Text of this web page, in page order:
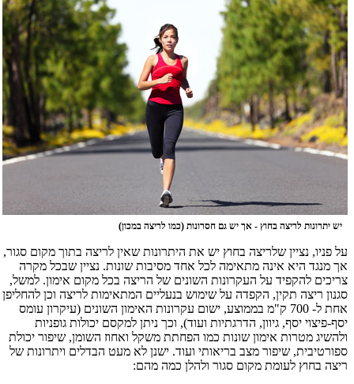
יש יתרונות לריצה בחוץ - אך יש גם חסרונות (כמו לריצה במכון)
על פניו, נציין שלריצה בחוץ יש את היתרונות שאין לריצה בתוך מקום סגור,
אך מנגד היא אינה מתאימה לכל אחד מסיבות שונות. נציין שבכל מקרה
צריכים להקפיד על העקרונות השונים של הריצה בכל מקום אימון. למשל,
סגנון ריצה תקין, הקפדה על שימוש בנעליים המתאימות לריצה וכן להחליפן
אחת ל- 700 ק"מ בממוצע, ישום עקרונות האימון השונים (עיקרון עומס
יסף-פיצוי יסף, גיוון, הדרגתיות ועוד), וכך ניתן למקסם יכולות גופניות
ולהשיג מטרות אימון שונות כמו הפחתת משקל ואחוז השומן, שיפור יכולת
ספורטיבית, שיפור מצב בריאותי ועוד. ישנן לא מעט הבדלים ויתרונות של
ריצה בחוץ לעומת מקום סגור ולהלן כמה מהם: